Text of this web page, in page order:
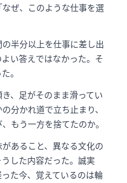
ぜ、このような仕事を選
半分以上を仕事に差し出
い答えではなかった。そ
。
、足がそのまま滑ってい
分かれ道で立ち止まり、
もう一方を捨てたのか。
あること、異なる文化の
した内容だった。誠実
た今、覚えているのは輪